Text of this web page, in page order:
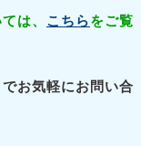
は、 こちらをご覧
お気軽にお問い合